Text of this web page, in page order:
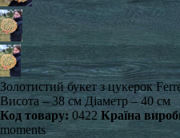
Золотистий букет з цукерок
Висота – 38 см Діаметр – 40 см
Код товару: 0422 Країна
moments